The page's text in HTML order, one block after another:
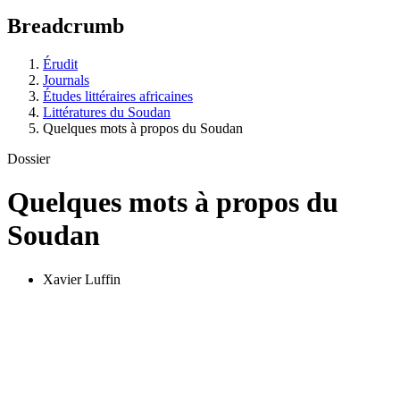
Breadcrumb
Érudit
Journals
Études littéraires africaines
Littératures du Soudan
Quelques mots à propos du Soudan
Dossier
Quelques mots à propos du
Soudan
Xavier Luffin